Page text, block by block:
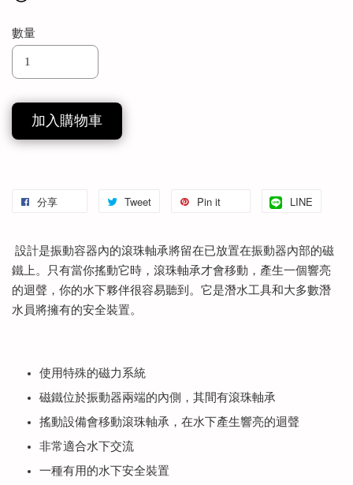
數量
加入購物車
分享 Tweet Pin it LINE
設計是振動容器內的滾珠軸承將留在已放置在振動器內部的磁
鐵上。只有當你搖動它時，滾珠軸承才會移動，產生一個響亮
的迴聲，你的水下夥伴很容易聽到。它是潛水工具和大多數潛
水員將擁有的安全裝置。
使用特殊的磁力系統
磁鐵位於振動器兩端的內側，其間有滾珠軸承
搖動設備會移動滾珠軸承，在水下產生響亮的迴聲
非常適合水下交流
一種有用的水下安全裝置